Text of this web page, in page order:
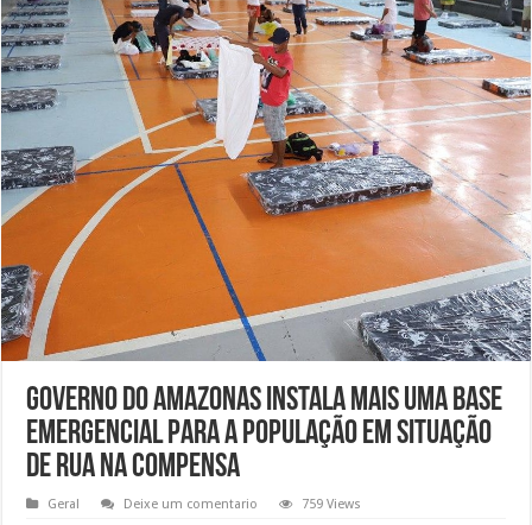
Governo do Amazonas instala mais uma base
emergencial para a população em situação
de rua na Compensa
Geral Deixe um comentario 759 Views